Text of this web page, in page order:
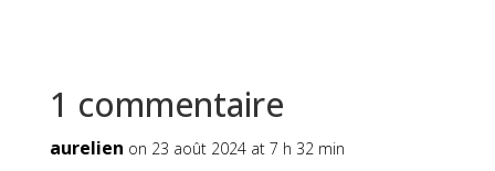
1 commentaire
aurelien on 23 août 2024 at 7 h 32 min